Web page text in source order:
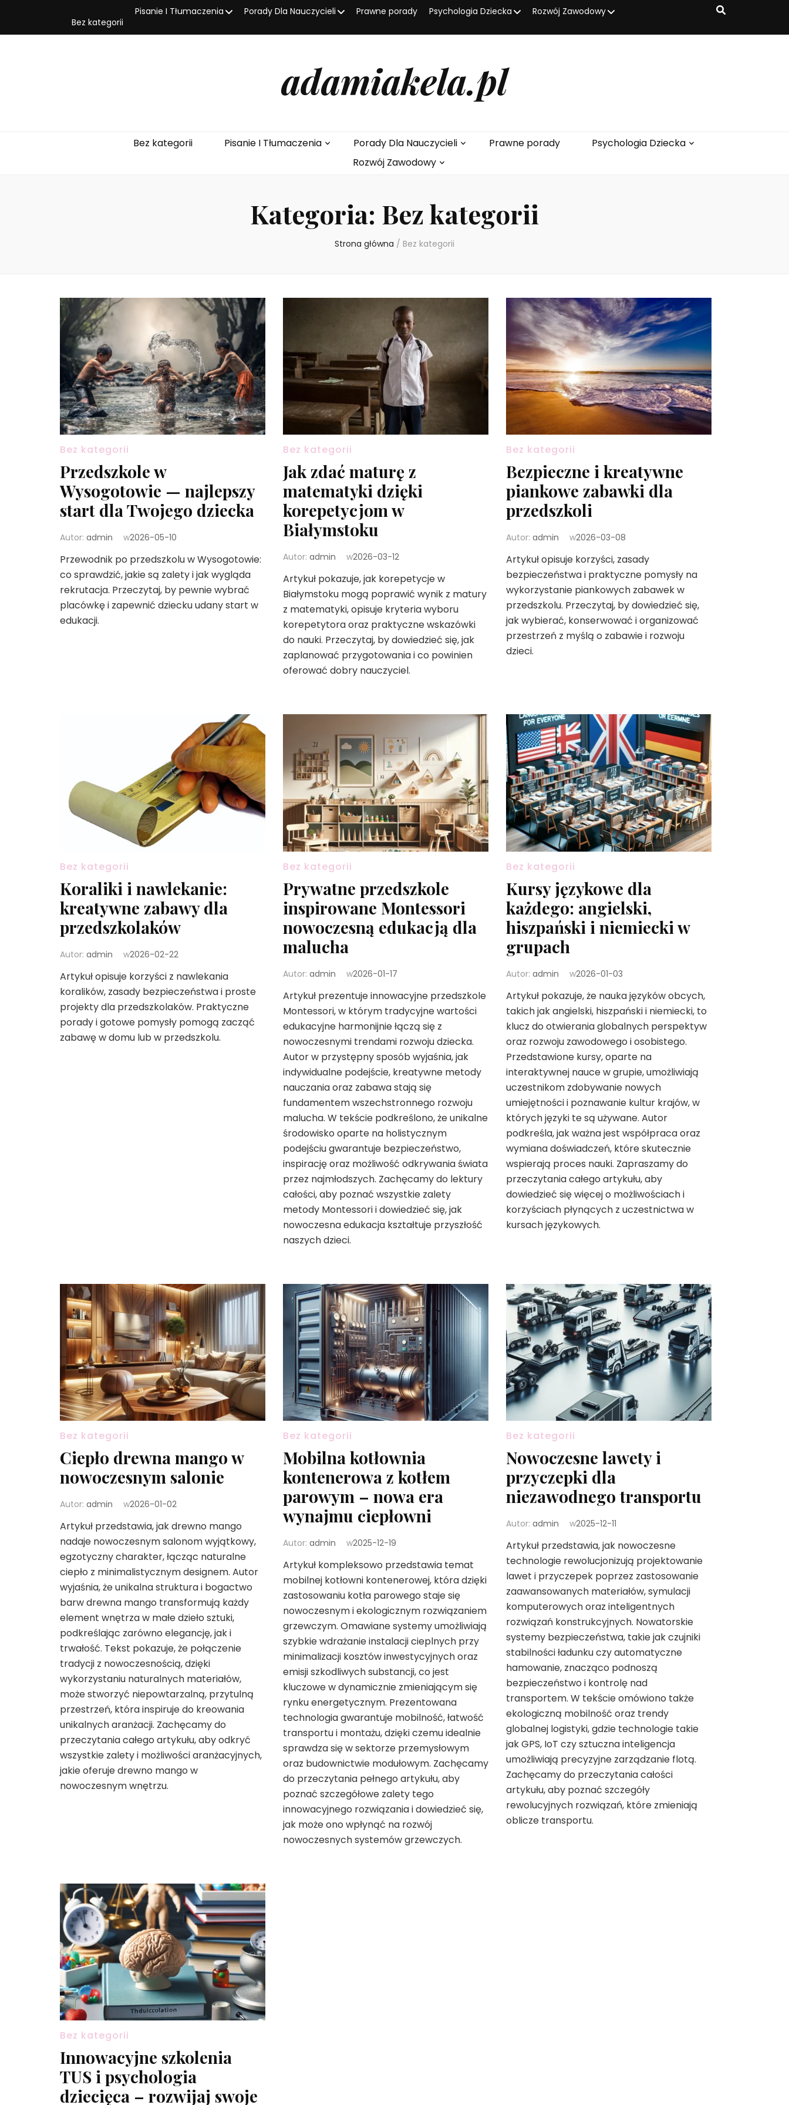
Bez kategorii
Pisanie I Tłumaczenia Porady Dla Nauczycieli Prawne porady Psychologia Dziecka Rozwój Zawodowy
adamiakela.pl
Bez kategorii Pisanie I Tłumaczenia Porady Dla Nauczycieli Prawne porady
Psychologia Dziecka
Rozwój Zawodowy
Kategoria: Bez kategorii
Strona główna / Bez kategorii
Bez kategorii
Przedszkole w
Wysogotowie — najlepszy
start dla Twojego dziecka
Autor: admin w2026-05-10
Przewodnik po przedszkolu w Wysogotowie:
co sprawdzić, jakie są zalety i jak wygląda
rekrutacja. Przeczytaj, by pewnie wybrać
placówkę i zapewnić dziecku udany start w
edukacji.
Bez kategorii
Jak zdać maturę z
matematyki dzięki
korepetycjom w
Białymstoku
Autor: admin w2026-03-12
Artykuł pokazuje, jak korepetycje w
Białymstoku mogą poprawić wynik z matury
z matematyki, opisuje kryteria wyboru
korepetytora oraz praktyczne wskazówki
do nauki. Przeczytaj, by dowiedzieć się, jak
zaplanować przygotowania i co powinien
oferować dobry nauczyciel.
Bez kategorii
Bezpieczne i kreatywne
piankowe zabawki dla
przedszkoli
Autor: admin w2026-03-08
Artykuł opisuje korzyści, zasady
bezpieczeństwa i praktyczne pomysły na
wykorzystanie piankowych zabawek w
przedszkolu. Przeczytaj, by dowiedzieć się,
jak wybierać, konserwować i organizować
przestrzeń z myślą o zabawie i rozwoju
dzieci.
Bez kategorii
Koraliki i nawlekanie:
kreatywne zabawy dla
przedszkolaków
Autor: admin w2026-02-22
Artykuł opisuje korzyści z nawlekania
koralików, zasady bezpieczeństwa i proste
projekty dla przedszkolaków. Praktyczne
porady i gotowe pomysły pomogą zacząć
zabawę w domu lub w przedszkolu.
Bez kategorii
Prywatne przedszkole
inspirowane Montessori
nowoczesną edukacją dla
malucha
Autor: admin w2026-01-17
Artykuł prezentuje innowacyjne przedszkole
Montessori, w którym tradycyjne wartości
edukacyjne harmonijnie łączą się z
nowoczesnymi trendami rozwoju dziecka.
Autor w przystępny sposób wyjaśnia, jak
indywidualne podejście, kreatywne metody
nauczania oraz zabawa stają się
fundamentem wszechstronnego rozwoju
malucha. W tekście podkreślono, że unikalne
środowisko oparte na holistycznym
podejściu gwarantuje bezpieczeństwo,
inspirację oraz możliwość odkrywania świata
przez najmłodszych. Zachęcamy do lektury
całości, aby poznać wszystkie zalety
metody Montessori i dowiedzieć się, jak
nowoczesna edukacja kształtuje przyszłość
naszych dzieci.
Bez kategorii
Kursy językowe dla
każdego: angielski,
hiszpański i niemiecki w
grupach
Autor: admin w2026-01-03
Artykuł pokazuje, że nauka języków obcych,
takich jak angielski, hiszpański i niemiecki, to
klucz do otwierania globalnych perspektyw
oraz rozwoju zawodowego i osobistego.
Przedstawione kursy, oparte na
interaktywnej nauce w grupie, umożliwiają
uczestnikom zdobywanie nowych
umiejętności i poznawanie kultur krajów, w
których języki te są używane. Autor
podkreśla, jak ważna jest współpraca oraz
wymiana doświadczeń, które skutecznie
wspierają proces nauki. Zapraszamy do
przeczytania całego artykułu, aby
dowiedzieć się więcej o możliwościach i
korzyściach płynących z uczestnictwa w
kursach językowych.
Bez kategorii
Ciepło drewna mango w
nowoczesnym salonie
Autor: admin w2026-01-02
Artykuł przedstawia, jak drewno mango
nadaje nowoczesnym salonom wyjątkowy,
egzotyczny charakter, łącząc naturalne
ciepło z minimalistycznym designem. Autor
wyjaśnia, że unikalna struktura i bogactwo
barw drewna mango transformują każdy
element wnętrza w małe dzieło sztuki,
podkreślając zarówno elegancję, jak i
trwałość. Tekst pokazuje, że połączenie
tradycji z nowoczesnością, dzięki
wykorzystaniu naturalnych materiałów,
może stworzyć niepowtarzalną, przytulną
przestrzeń, która inspiruje do kreowania
unikalnych aranżacji. Zachęcamy do
przeczytania całego artykułu, aby odkryć
wszystkie zalety i możliwości aranżacyjnych,
jakie oferuje drewno mango w
nowoczesnym wnętrzu.
Bez kategorii
Mobilna kotłownia
kontenerowa z kotłem
parowym – nowa era
wynajmu ciepłowni
Autor: admin w2025-12-19
Artykuł kompleksowo przedstawia temat
mobilnej kotłowni kontenerowej, która dzięki
zastosowaniu kotła parowego staje się
nowoczesnym i ekologicznym rozwiązaniem
grzewczym. Omawiane systemy umożliwiają
szybkie wdrażanie instalacji cieplnych przy
minimalizacji kosztów inwestycyjnych oraz
emisji szkodliwych substancji, co jest
kluczowe w dynamicznie zmieniającym się
rynku energetycznym. Prezentowana
technologia gwarantuje mobilność, łatwość
transportu i montażu, dzięki czemu idealnie
sprawdza się w sektorze przemysłowym
oraz budownictwie modułowym. Zachęcamy
do przeczytania pełnego artykułu, aby
poznać szczegółowe zalety tego
innowacyjnego rozwiązania i dowiedzieć się,
jak może ono wpłynąć na rozwój
nowoczesnych systemów grzewczych.
Bez kategorii
Nowoczesne lawety i
przyczepki dla
niezawodnego transportu
Autor: admin w2025-12-11
Artykuł przedstawia, jak nowoczesne
technologie rewolucjonizują projektowanie
lawet i przyczepek poprzez zastosowanie
zaawansowanych materiałów, symulacji
komputerowych oraz inteligentnych
rozwiązań konstrukcyjnych. Nowatorskie
systemy bezpieczeństwa, takie jak czujniki
stabilności ładunku czy automatyczne
hamowanie, znacząco podnoszą
bezpieczeństwo i kontrolę nad
transportem. W tekście omówiono także
ekologiczną mobilność oraz trendy
globalnej logistyki, gdzie technologie takie
jak GPS, IoT czy sztuczna inteligencja
umożliwiają precyzyjne zarządzanie flotą.
Zachęcamy do przeczytania całości
artykułu, aby poznać szczegóły
rewolucyjnych rozwiązań, które zmieniają
oblicze transportu.
Bez kategorii
Innowacyjne szkolenia
TUS i psychologia
dziecięca – rozwijaj swoje